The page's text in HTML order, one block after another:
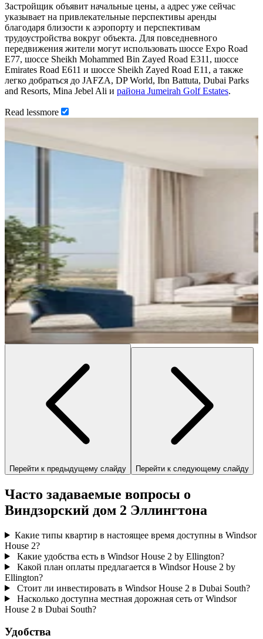
Застройщик объявит начальные цены, а адрес уже сейчас
указывает на привлекательные перспективы аренды
благодаря близости к аэропорту и перспективам
трудоустройства вокруг объекта. Для повседневного
передвижения жители могут использовать шоссе Expo Road
E77, шоссе Sheikh Mohammed Bin Zayed Road E311, шоссе
Emirates Road E611 и шоссе Sheikh Zayed Road E11, а также
легко добраться до JAFZA, DP World, Ibn Battuta, Dubai Parks
and Resorts, Mina Jebel Ali и района Jumeirah Golf Estates.
Read lessmore
Перейти к предыдущему слайду Перейти к следующему слайду
Часто задаваемые вопросы о
Виндзорский дом 2 Эллингтона
Какие типы квартир в настоящее время доступны в Windsor
House 2?
Какие удобства есть в Windsor House 2 by Ellington?
Какой план оплаты предлагается в Windsor House 2 by
Ellington?
Стоит ли инвестировать в Windsor House 2 в Dubai South?
Насколько доступна местная дорожная сеть от Windsor
House 2 в Dubai South?
Удобства